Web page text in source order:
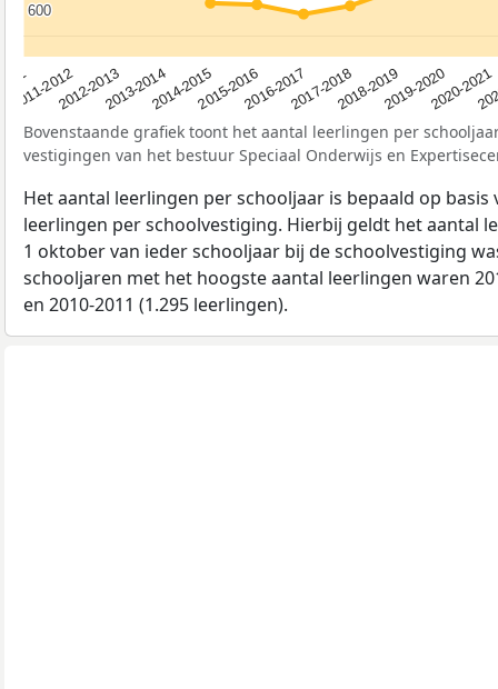
2011-20122012-20132013-20142014-20152015-20162016-20172017-20182018-20192019-20202020-2021
600
600
Bovenstaande grafiek toont het aantal leerlingen per
vestigingen van het bestuur Speciaal Onderwijs en
Het aantal leerlingen per schooljaar is bepaald op basis
leerlingen per schoolvestiging. Hierbij geldt het aantal
1 oktober van ieder schooljaar bij de schoolvestiging
schooljaren met het hoogste aantal leerlingen waren
en 2010-2011 (1.295 leerlingen).